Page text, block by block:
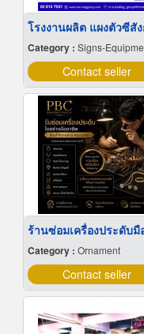
Category : Signs-Equipment &
Contact seller
Category : Ornament
Contact seller